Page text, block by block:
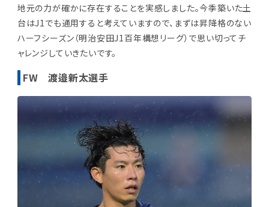
地元の力が確かに存在することを実感しました。今季築いた土
台はJ1でも通用すると考えていますので、まずは昇降格のない
ハーフシーズン（明治安田J1百年構想リーグ）で思い切ってチ
ャレンジしていきたいです。
FW 渡邉新太選手